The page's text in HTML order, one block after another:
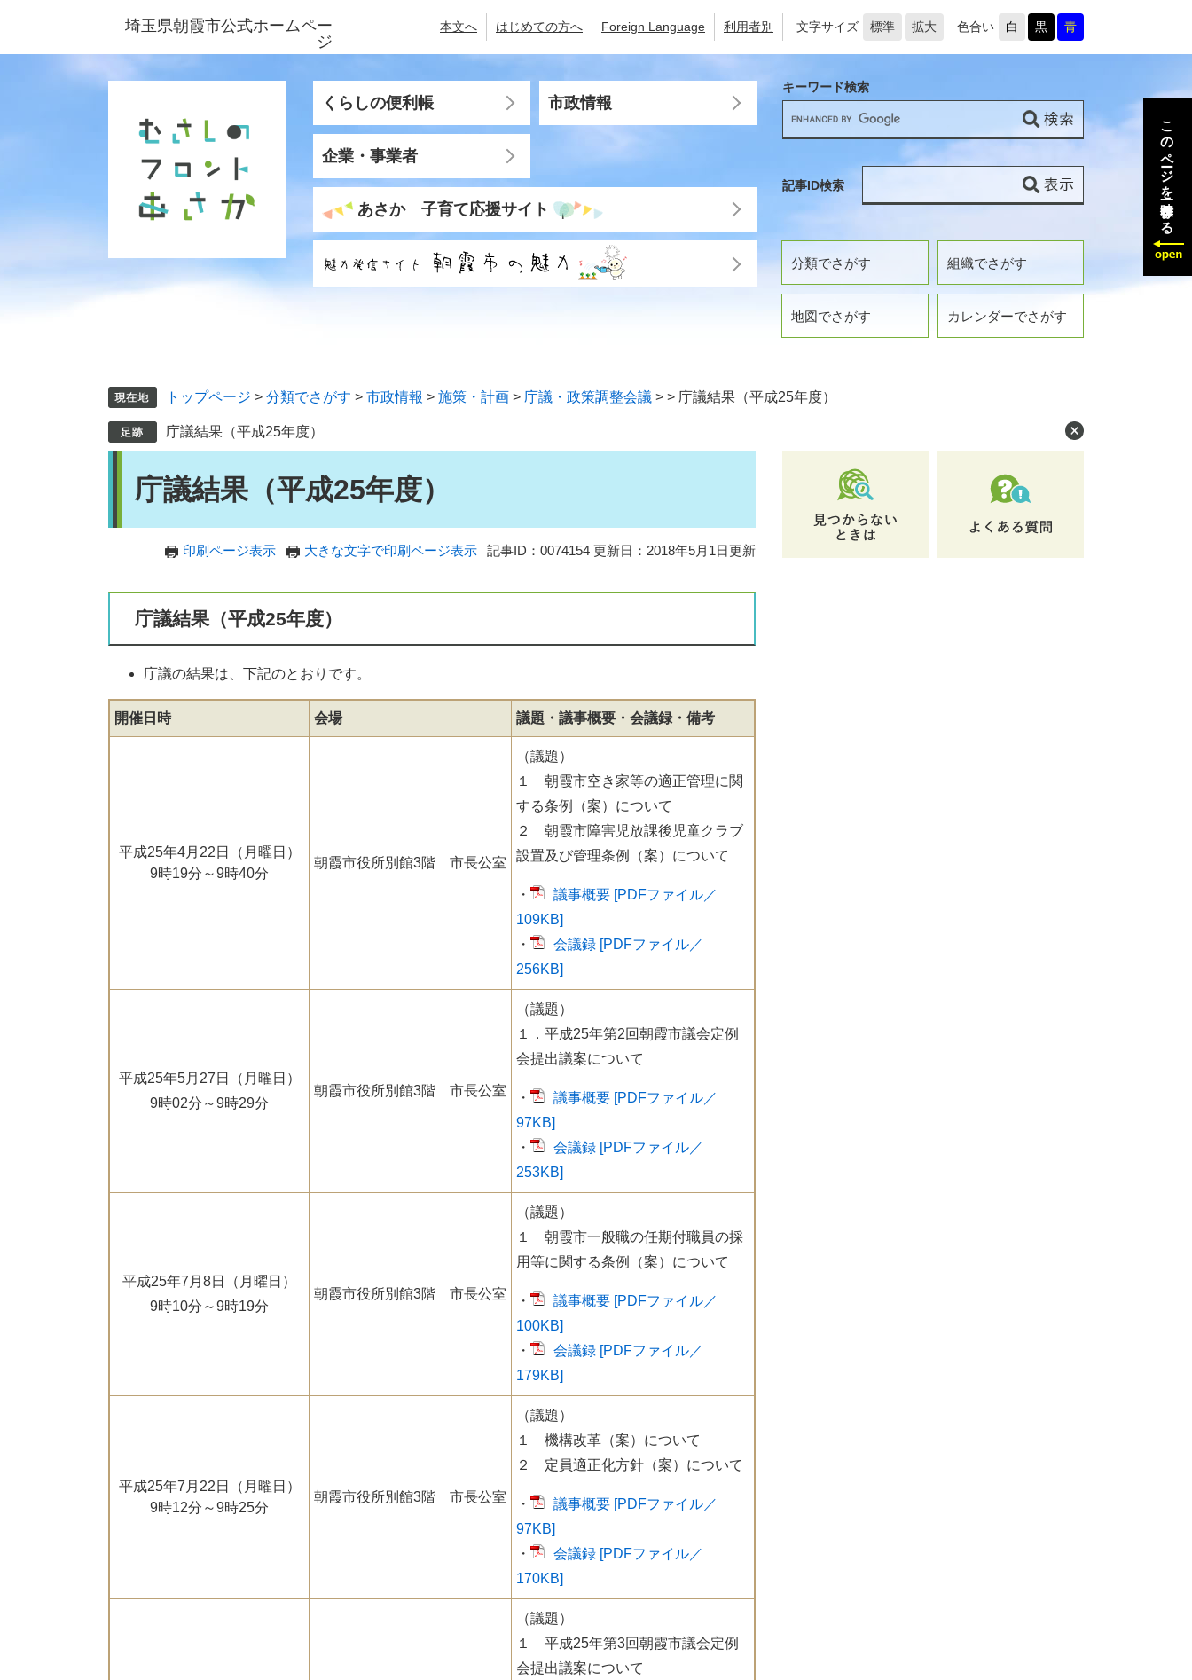
ジ
ュ
埼玉県朝霞市公式ホームペー
ジ
本文へ はじめての方へ Foreign Language 利用者別 文字サイズ 標準 拡大 色合い 白 黒 青
くらしの便利帳 市政情報
企業・事業者
あさか 子育て応援サイト
分類でさがす 組織でさがす
地図でさがす カレンダーでさがす
キーワード検索
記事ID検索
トップページ > 分類でさがす > 市政情報 > 施策・計画 > 庁議・政策調整会議 > > 庁議結果（平成25年度）
庁議結果（平成25年度）
庁議結果（平成25年度）
印刷ページ表示 大きな文字で印刷ページ表示 記事ID：0074154 更新日：2018年5月1日更新
庁議結果（平成25年度）
庁議の結果は、下記のとおりです。
開催日時 会場 議題・議事概要・会議録・備考
平成25年4月22日（月曜日）
9時19分～9時40分
朝霞市役所別館3階 市長公室
（議題）
１ 朝霞市空き家等の適正管理に関
する条例（案）について
２ 朝霞市障害児放課後児童クラブ
設置及び管理条例（案）について
・
議事概要 [PDFファイル／
109KB]
・
会議録 [PDFファイル／
256KB]
平成25年5月27日（月曜日）
9時02分～9時29分
朝霞市役所別館3階 市長公室
（議題）
１．平成25年第2回朝霞市議会定例
会提出議案について
・
議事概要 [PDFファイル／
97KB]
・
会議録 [PDFファイル／
253KB]
平成25年7月8日（月曜日）
9時10分～9時19分
朝霞市役所別館3階 市長公室
（議題）
１ 朝霞市一般職の任期付職員の採
用等に関する条例（案）について
・
議事概要 [PDFファイル／
100KB]
・
会議録 [PDFファイル／
179KB]
平成25年7月22日（月曜日）
9時12分～9時25分
朝霞市役所別館3階 市長公室
（議題）
１ 機構改革（案）について
２ 定員適正化方針（案）について
・
議事概要 [PDFファイル／
97KB]
・
会議録 [PDFファイル／
170KB]
（議題）
１ 平成25年第3回朝霞市議会定例
会提出議案について
このページを一時保存する